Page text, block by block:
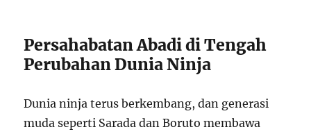
Persahabatan Abadi di Tengah
Perubahan Dunia Ninja
Dunia ninja terus berkembang, dan generasi
muda seperti Sarada dan Boruto membawa